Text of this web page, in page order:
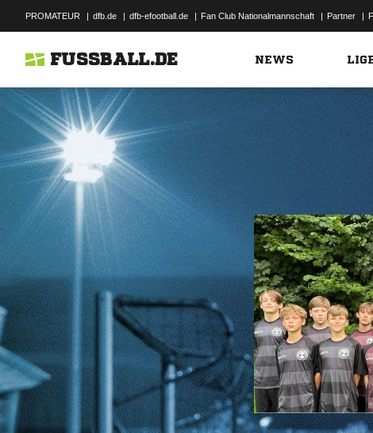
PROMATEUR | dfb.de | dfb-efootball.de | Fan Club Nationalmannschaft | Partner |
FUSSBALL.DE NEWS